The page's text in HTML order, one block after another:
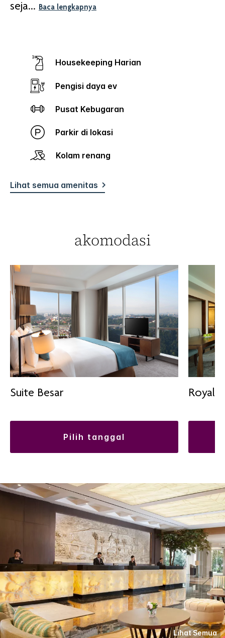
seja... Baca lengkapnya
Housekeeping Harian
Pengisi daya ev
Pusat Kebugaran
Parkir di lokasi
Kolam renang
Lihat semua amenitas
akomodasi
Suite Besar
pilih tanggal
Royal
Lihat Semua